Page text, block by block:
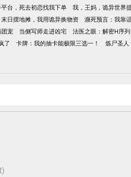
台，死去初恋找我下单 我，王妈，诡异世界
末日摆地摊，我用诡异换物资 濒死预言：我靠
宠 当侧写师走进凶宅 法医之眼：解密H序列
了 卡牌：我的抽卡能极限三选一！ 炼尸圣人